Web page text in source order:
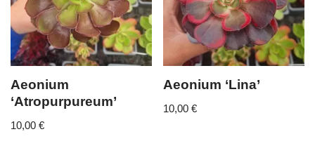
Aeonium
‘Atropurpureum’
10,00 €
Aeonium ‘Lina’
10,00€